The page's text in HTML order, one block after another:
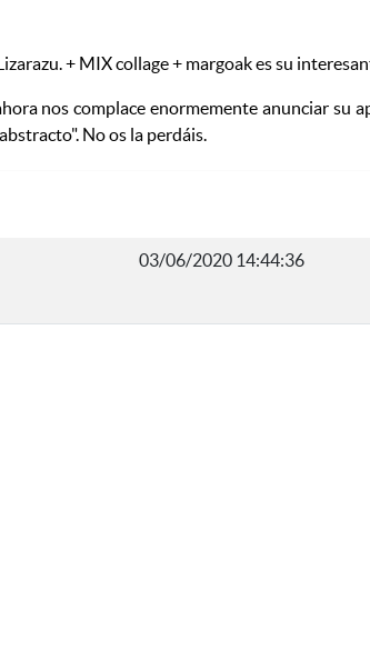
+ MIX collage + margoak es su
nos complace enormemente anunciar su
No os la perdáis.
03/06/2020 14:44:36